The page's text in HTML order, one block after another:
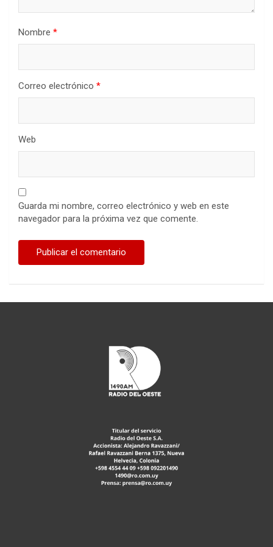
Nombre *
Correo electrónico *
Web
Guarda mi nombre, correo electrónico y web en este
navegador para la próxima vez que comente.